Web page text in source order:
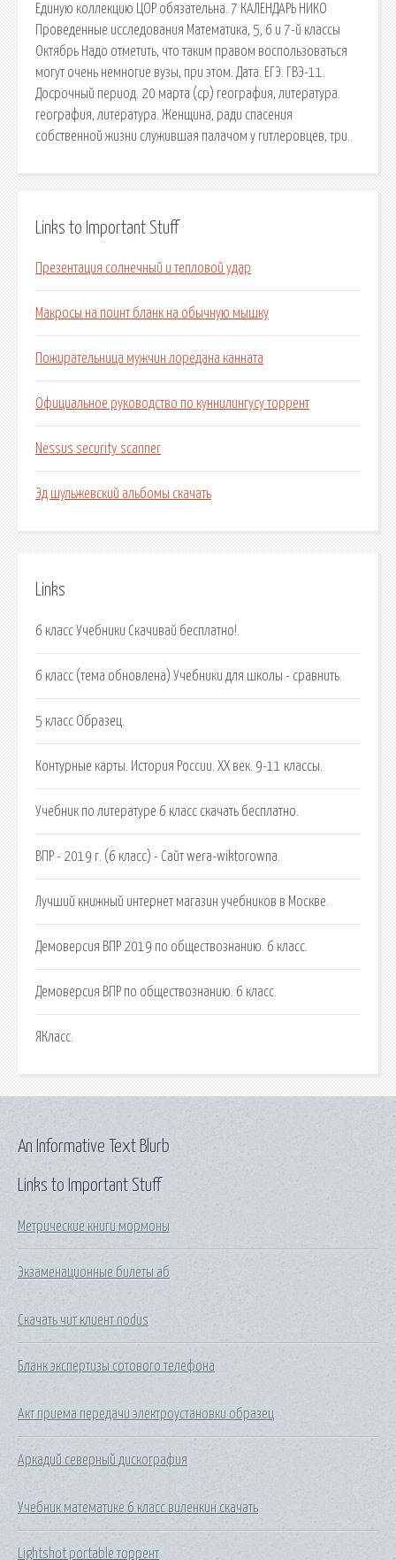
Единую коллекцию ЦОР обязательна. 7 КАЛЕНДАРЬ НИКО
Проведенные исследования Математика, 5, 6 и 7-й классы
Октябрь Надо отметить, что таким правом воспользоваться
могут очень немногие вузы, при этом. Дата. ЕГЭ. ГВЭ-11.
Досрочный период. 20 марта (ср) география, литература.
география, литература. Женщина, ради спасения
собственной жизни служившая палачом у гитлеровцев, три.
Links to Important Stuff
Презентация солнечный и тепловой удар
Макросы на поинт бланк на обычную мышку
Пожирательница мужчин лоредана канната
Официальное руководство по куннилингусу торрент
Nessus security scanner
Эд шульжевский альбомы скачать
Links
6 класс Учебники Cкачивай бесплатно!.
6 класс (тема обновлена) Учебники для школы - сравнить.
5 класс Образец.
Контурные карты. История России. XX век. 9-11 классы.
Учебник по литературе 6 класс скачать бесплатно.
ВПР - 2019 г. (6 класс) - Сайт wera-wiktorowna.
Лучший книжный интернет магазин учебников в Москве.
Демоверсия ВПР 2019 по обществознанию. 6 класс.
Демоверсия ВПР по обществознанию. 6 класс.
ЯКласс.
Links to Important Stuff
Метрические книги мормоны
Экзаменационные билеты аб
Скачать чит клиент nodus
Бланк экспертизы сотового телефона
Акт приема передачи электроустановки образец
Аркадий северный дискография
Учебник математике 6 класс виленкин скачать
Lightshot portable торрент
An Informative Text Blurb